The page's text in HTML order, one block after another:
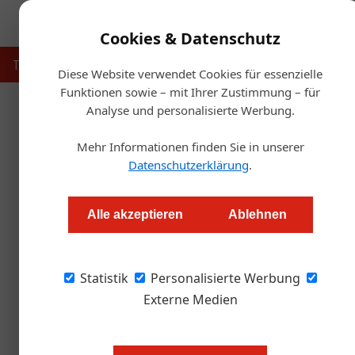
Cookies & Datenschutz
Diese Website verwendet Cookies für essenzielle
Funktionen sowie – mit Ihrer Zustimmung – für
Analyse und personalisierte Werbung.
Mehr Informationen finden Sie in unserer
Datenschutzerklärung.
Alle akzeptieren Ablehnen
Statistik
Personalisierte Werbung
Externe Medien
Touristik